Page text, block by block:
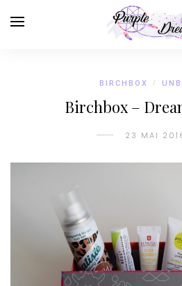
BIRCHBOX /
Birchbox –
23 MAI